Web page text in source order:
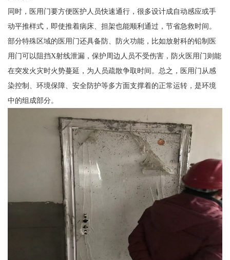
同时，医用门要方便医护人员快速通行，很多设计成自动感应或手
动平推样式，即使推着病床、担架也能顺利通过，节省急救时间。
部分特殊区域的医用门还具备防、防火功能，比如放射科的铅制医
用门可以阻挡X射线泄漏，保护周边人员不受伤害，防火医用门则能
在突发火灾时火势蔓延，为人员疏散争取时间。总之，医用门从感
染控制、环境保障、安全防护等多方面支撑着的正常运转，是环境
中的组成部分。